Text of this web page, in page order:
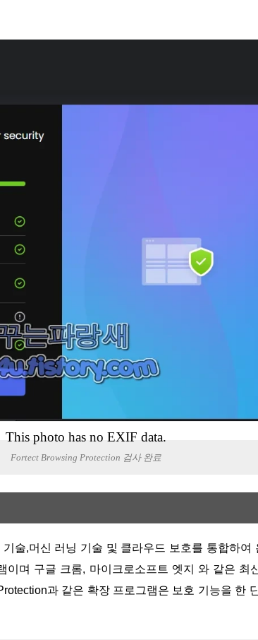
This photo has no EXIF data.
Fortect Browsing Protection 검사 완료
이며 구글 크롬, 마이크로소프트 엣지 와 같은 최
과 같은 확장 프로그램은 보호 기능을 한